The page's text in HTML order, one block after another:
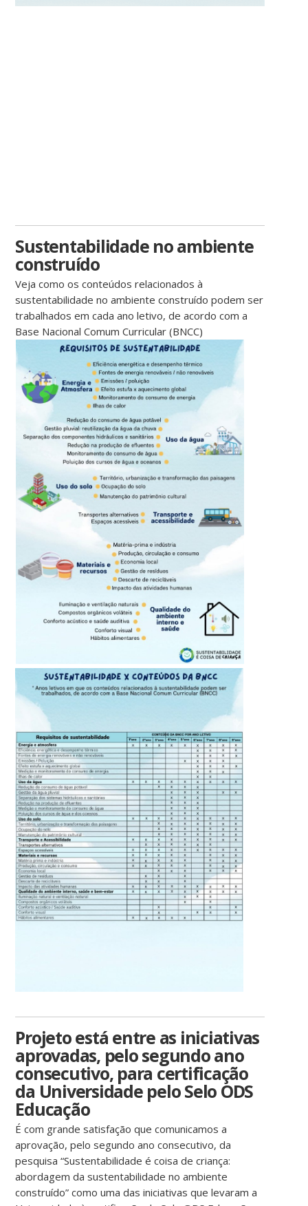
Sustentabilidade no ambiente
construído
Veja como os conteúdos relacionados à
sustentabilidade no ambiente construído podem ser
trabalhados em cada ano letivo, de acordo com a
Base Nacional Comum Curricular (BNCC)
Projeto está entre as iniciativas
aprovadas, pelo segundo ano
consecutivo, para certificação
da Universidade pelo Selo ODS
Educação
É com grande satisfação que comunicamos a
aprovação, pelo segundo ano consecutivo, da
pesquisa “Sustentabilidade é coisa de criança:
abordagem da sustentabilidade no ambiente
construído” como uma das iniciativas que levaram a